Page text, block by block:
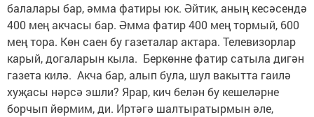
балалары бар, әмма фатиры юк. Әйтик, аның кесәсендә
400 мең акчасы бар. Әмма фатир 400 мең тормый, 600
мең тора. Көн саен бу газеталар актара. Телевизорлар
карый, догаларын кыла. Беркөнне фатир сатыла дигән
газета килә. Акча бар, алып була, шул вакытта гаилә
хуҗасы нәрсә эшли? Ярар, кич белән бу кешеләрне
борчып йөрмим, ди. Иртәгә шалтыратырмын әле,